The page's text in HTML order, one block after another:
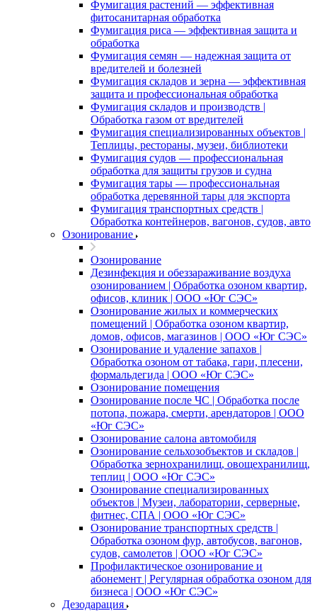
Фумигация растений — эффективная
фитосанитарная обработка
Фумигация риса — эффективная защита и
обработка
Фумигация семян — надежная защита от
вредителей и болезней
Фумигация складов и зерна — эффективная
защита и профессиональная обработка
Фумигация складов и производств |
Обработка газом от вредителей
Фумигация специализированных объектов |
Теплицы, рестораны, музеи, библиотеки
Фумигация судов — профессиональная
обработка для защиты грузов и судна
Фумигация тары — профессиональная
обработка деревянной тары для экспорта
Фумигация транспортных средств |
Обработка контейнеров, вагонов, судов, авто
Озонирование
Озонирование
Дезинфекция и обеззараживание воздуха
озонированием | Обработка озоном квартир,
офисов, клиник | ООО «Юг СЭС»
Озонирование жилых и коммерческих
помещений | Обработка озоном квартир,
домов, офисов, магазинов | ООО «Юг СЭС»
Озонирование и удаление запахов |
Обработка озоном от табака, гари, плесени,
формальдегида | ООО «Юг СЭС»
Озонирование помещения
Озонирование после ЧС | Обработка после
потопа, пожара, смерти, арендаторов | ООО
«Юг СЭС»
Озонирование салона автомобиля
Озонирование сельхозобъектов и складов |
Обработка зернохранилищ, овощехранилищ,
теплиц | ООО «Юг СЭС»
Озонирование специализированных
объектов | Музеи, лаборатории, серверные,
фитнес, СПА | ООО «Юг СЭС»
Озонирование транспортных средств |
Обработка озоном фур, автобусов, вагонов,
судов, самолетов | ООО «Юг СЭС»
Профилактическое озонирование и
абонемент | Регулярная обработка озоном для
бизнеса | ООО «Юг СЭС»
Дезодарация